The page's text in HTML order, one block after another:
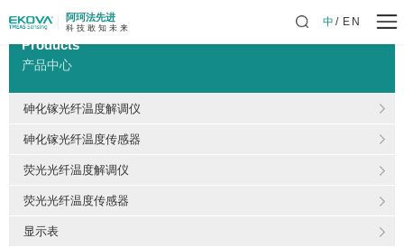
阿珂法先进
科 技 敢 知 未 来
中 EN
Products
产品中心
砷化镓光纤温度解调仪
砷化镓光纤温度传感器
荧光光纤温度解调仪
荧光光纤温度传感器
显示表